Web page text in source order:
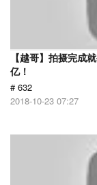
【越哥】拍摄完成
亿！
# 632
2018-10-23 07:27